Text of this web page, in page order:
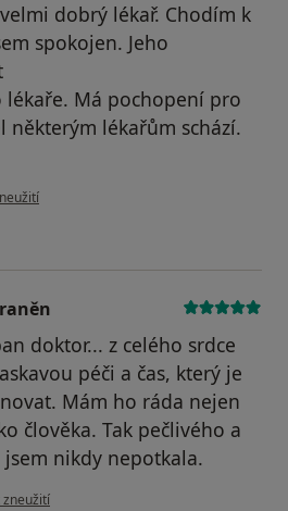
dobrý lékař. Chodím k
spokojen. Jeho
Má pochopení pro
některým lékařům schází.
uživatele Váš účet byl odstraněn
doktor... z celého srdce
péči a čas, který je
Mám ho ráda nejen
člověka. Tak pečlivého a
nikdy nepotkala.
uživatele Váš účet byl odstraněn
zneužití